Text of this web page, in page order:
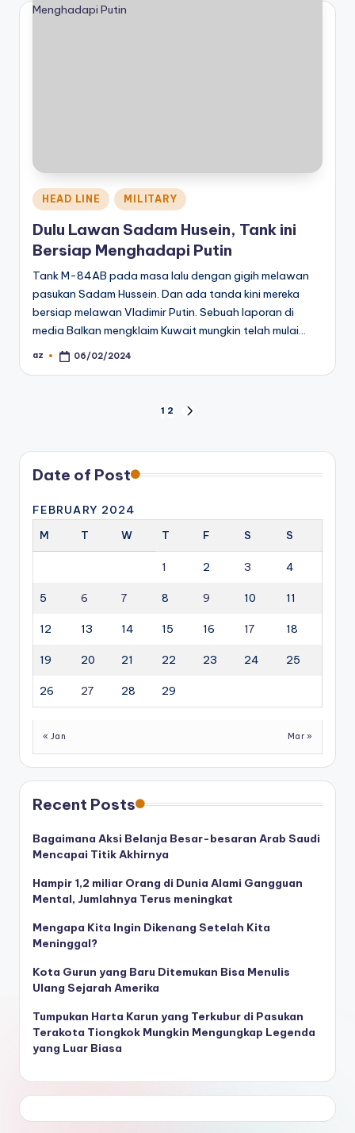
Posted
in
HEAD LINE MILITARY
Dulu Lawan Sadam Husein, Tank ini
Bersiap Menghadapi Putin
Tank M-84AB pada masa lalu dengan gigih melawan
pasukan Sadam Hussein. Dan ada tanda kini mereka
bersiap melawan Vladimir Putin. Sebuah laporan di
media Balkan mengklaim Kuwait mungkin telah mulai…
Posted
az 06/02/2024
pagination
1 2
Date of Post
FEBRUARY 2024
M
T W T F S S
1 2 3 4
5 6 7 8 9 10 11
12 13 14 15 16 17 18
19 20 21 22 23 24 25
26 27 28 29
« Jan Mar »
Recent Posts
Bagaimana Aksi Belanja Besar-besaran Arab Saudi
Mencapai Titik Akhirnya
Hampir 1,2 miliar Orang di Dunia Alami Gangguan
Mental, Jumlahnya Terus meningkat
Mengapa Kita Ingin Dikenang Setelah Kita
Meninggal?
Kota Gurun yang Baru Ditemukan Bisa Menulis
Ulang Sejarah Amerika
Tumpukan Harta Karun yang Terkubur di Pasukan
Terakota Tiongkok Mungkin Mengungkap Legenda
yang Luar Biasa